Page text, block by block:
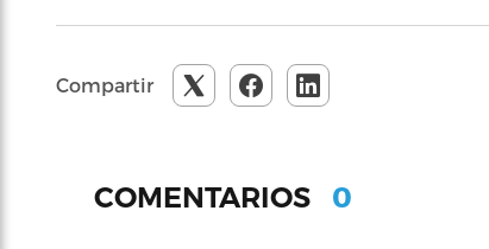
Compartir
COMENTARIOS 0